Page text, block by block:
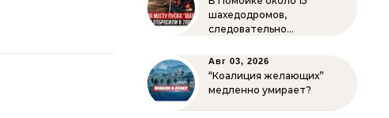
шахедодромов,
следовательно…
Авг 03, 2026
“Коалиция желающих”
медленно умирает?